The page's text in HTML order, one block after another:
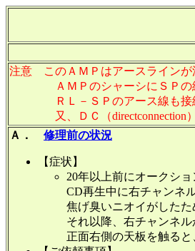
注意 このＡＭＰはアースラインが
ＡＭＰのシャーシにＳＰの線（
ＲＬ－ＳＰのアース線も接続（
又、ＤＣ（directconnection）
Ａ． 修理前の状況
【症状】
20年以上前にオークショ
CD再生中に右チャンネ
焦げ臭いニオイがした
それ以降、右チャンネ
正面右側の天板を触る